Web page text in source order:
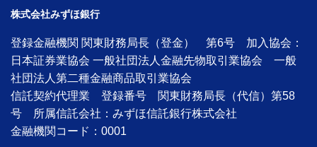
株式会社みずほ銀行
登録金融機関 関東財務局長（登金） 第6号 加入協会：
日本証券業協会 一般社団法人金融先物取引業協会 一般
社団法人第二種金融商品取引業協会
信託契約代理業 登録番号 関東財務局長（代信）第58
号 所属信託会社：みずほ信託銀行株式会社
金融機関コード：0001